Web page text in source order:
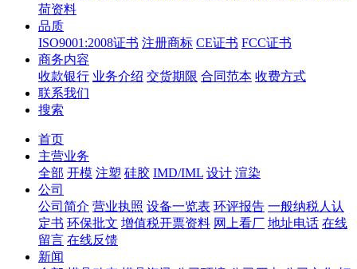
荷资料
品质
ISO9001:2008证书 注册商标 CE证书 FCC证书
商务内容
收款银行 业务介绍 交货期限 合同范本 收费方式
联系我们
搜索
首页
主营业务
全部 开模 注塑 硅胶 IMD/IML 设计 渲染
公司
公司简介 营业执照 设备一览表 环评报告 一般纳税人认
定书 环保批文 增值税开票资料 网上看厂 地址电话 在线
留言 在线反馈
新闻